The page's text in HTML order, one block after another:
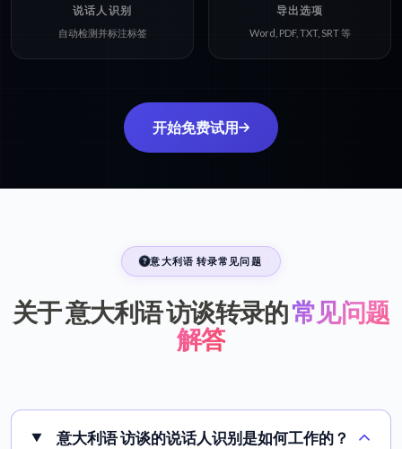
说话人识别
自动检测并标注标签
导出选项
Word, PDF, TXT, SRT 等
开始免费试用
意大利语 转录常见问题
关于 意大利语 访谈转录的常见问题
解答
意大利语 访谈的说话人识别是如何工作的？